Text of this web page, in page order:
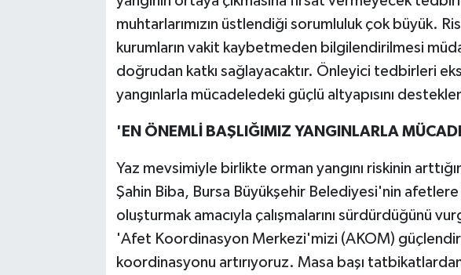
muhtarlarımızın üstlendiği sorumluluk çok büyük.
kurumların vakit kaybetmeden bilgilendirilmesi
doğrudan katkı sağlayacaktır. Önleyici tedbirleri
yangınlarla mücadeledeki güçlü altyapısını
'EN ÖNEMLİ BAŞLIĞIMIZ YANGINLARLA
Yaz mevsimiyle birlikte orman yangını riskinin
Şahin Biba, Bursa Büyükşehir Belediyesi'nin afetlere
oluşturmak amacıyla çalışmalarını sürdürdüğünü
'Afet Koordinasyon Merkezi'mizi (AKOM)
koordinasyonu artırıyoruz. Masa başı